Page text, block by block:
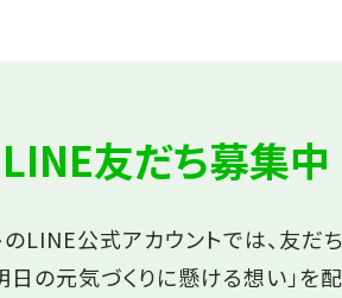
LINE友だち募集中
LINE公式アカウントでは、友だ
日の元気づくりに懸ける想い」を